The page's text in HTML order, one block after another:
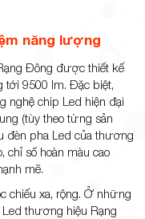
năng lượng
Đông được thiết kế
tới 9500 lm. Đặc biệt,
nghệ chip Led hiện đại
(tùy theo từng sản
đèn pha Led của thương
chỉ số hoàn màu cao
mẽ.
chiếu xa, rộng. Ở những
thương hiệu Rạng